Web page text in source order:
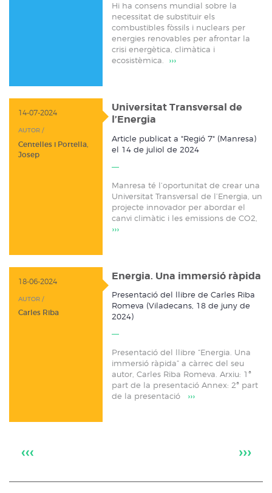
Hi ha consens mundial sobre la
necessitat de substituir els
combustibles fòssils i nuclears per
energies renovables per afrontar la
crisi energètica, climàtica i
ecosistèmica. ›››
14-07-2024
AUTOR /
Centelles i Portella,
Josep
Universitat Transversal de
l’Energia
Article publicat a "Regió 7" (Manresa)
el 14 de juliol de 2024
Manresa té l’oportunitat de crear una
Universitat Transversal de l’Energia, un
projecte innovador per abordar el
canvi climàtic i les emissions de CO2,
›››
18-06-2024
AUTOR /
Carles Riba
Energia. Una immersió ràpida
Presentació del llibre de Carles Riba
Romeva (Viladecans, 18 de juny de
2024)
Presentació del llibre “Energia. Una
immersió ràpida” a càrrec del seu
autor, Carles Riba Romeva. Arxiu: 1ª
part de la presentació Annex: 2ª part
de la presentació ›››
‹‹‹ ›››